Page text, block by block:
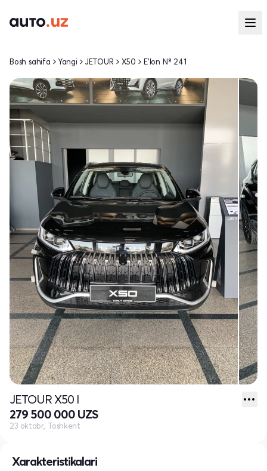
Xarakteristikalari
Bosh sahifa Yangi JETOUR X50 E'lon № 241
JETOUR X50 I
279 500 000 UZS
23 oktabr, Toshkent